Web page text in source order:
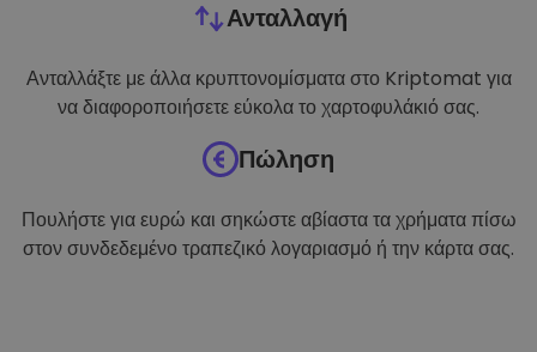
Ανταλλαγή
Ανταλλάξτε με άλλα κρυπτονομίσματα στο Kriptomat για
να διαφοροποιήσετε εύκολα το χαρτοφυλάκιό σας.
Πώληση
Πουλήστε για ευρώ και σηκώστε αβίαστα τα χρήματα πίσω
στον συνδεδεμένο τραπεζικό λογαριασμό ή την κάρτα σας.